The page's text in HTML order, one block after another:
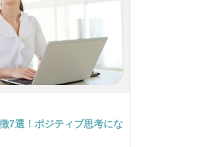
7選！ポジティブ思考にな